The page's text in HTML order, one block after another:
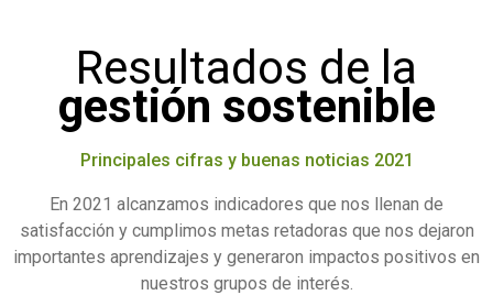
Resultados de la
gestión sostenible
Principales cifras y buenas noticias 2021
En 2021 alcanzamos indicadores que nos llenan de
satisfacción y cumplimos metas retadoras que nos dejaron
importantes aprendizajes y generaron impactos positivos en
nuestros grupos de interés.